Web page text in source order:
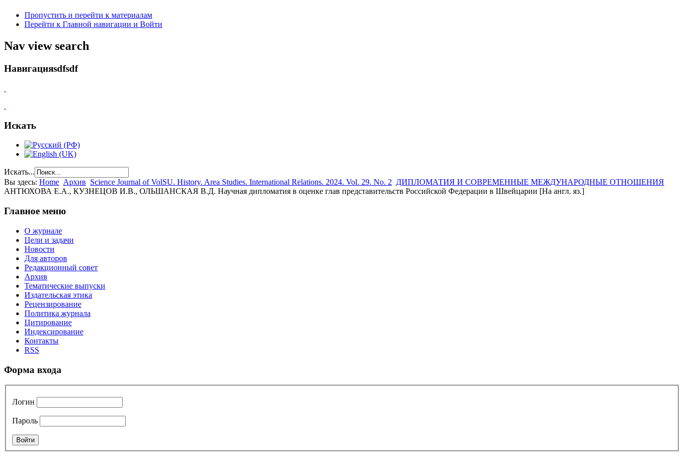
Пропустить и перейти к материалам
Перейти к Главной навигации и Войти
Nav view search
Навигацияsdfsdf
Искать
Искать...
Вы здесь: Home Архив Science Journal of VolSU. History. Area Studies. International Relations. 2024. Vol. 29. No. 2 ДИПЛОМАТИЯ И СОВРЕМЕННЫЕ МЕЖДУНАРОДНЫЕ ОТНОШЕНИЯ
АНТЮХОВА Е.А., КУЗНЕЦОВ И.В., ОЛЬШАНСКАЯ В.Д. Научная дипломатия в оценке глав представительств Российской Федерации в Швейцарии [На англ. яз.]
Главное меню
О журнале
Цели и задачи
Новости
Для авторов
Редакционный совет
Архив
Тематические выпуски
Издательская этика
Рецензирование
Политика журнала
Цитирование
Индексирование
Контакты
RSS
Форма входа
Логин
Пароль